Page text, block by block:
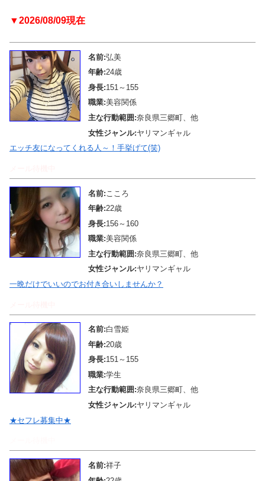
▼2026/08/09現在
名前:弘美
年齢:24歳
身長:151～155
職業:美容関係
主な行動範囲:奈良県三郷町、他
女性ジャンル:ヤリマンギャル
エッチ友になってくれる人～！手挙げて(笑)
名前: こころ
年齢:22歳
身長:156～160
職業:美容関係
主な行動範囲:奈良県三郷町、他
女性ジャンル:ヤリマンギャル
一晩だけでいいのでお付き合いしませんか？
名前:白雪姫
年齢:20歳
身長:151～155
職業:学生
主な行動範囲:奈良県三郷町、他
女性ジャンル:ヤリマンギャル
★セフレ募集中★
名前:祥子